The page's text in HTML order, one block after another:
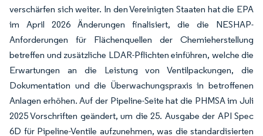
verschärfen sich weiter. In den Vereinigten Staaten hat die EPA
im April 2026 Änderungen finalisiert, die die NESHAP-
Anforderungen für Flächenquellen der Chemieherstellung
betreffen und zusätzliche LDAR-Pflichten einführen, welche die
Erwartungen an die Leistung von Ventilpackungen, die
Dokumentation und die Überwachungspraxis in betroffenen
Anlagen erhöhen. Auf der Pipeline-Seite hat die PHMSA im Juli
2025 Vorschriften geändert, um die 25. Ausgabe der API Spec
6D für Pipeline-Ventile aufzunehmen, was die standardisierten